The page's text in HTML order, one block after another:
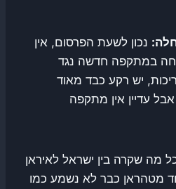
נכון לשעת הפרסום, אין
במתקפה חדשה נגד
יש רקע כבד מאוד
עדיין אין מתקפה
כל מה שקרה בין ישראל לאיראן
אחד מטהראן כבר לא נשמע כמו